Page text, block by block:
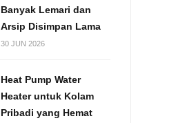
Banyak Lemari dan
Arsip Disimpan Lama
30 JUN 2026
Heat Pump Water
Heater untuk Kolam
Pribadi yang Hemat